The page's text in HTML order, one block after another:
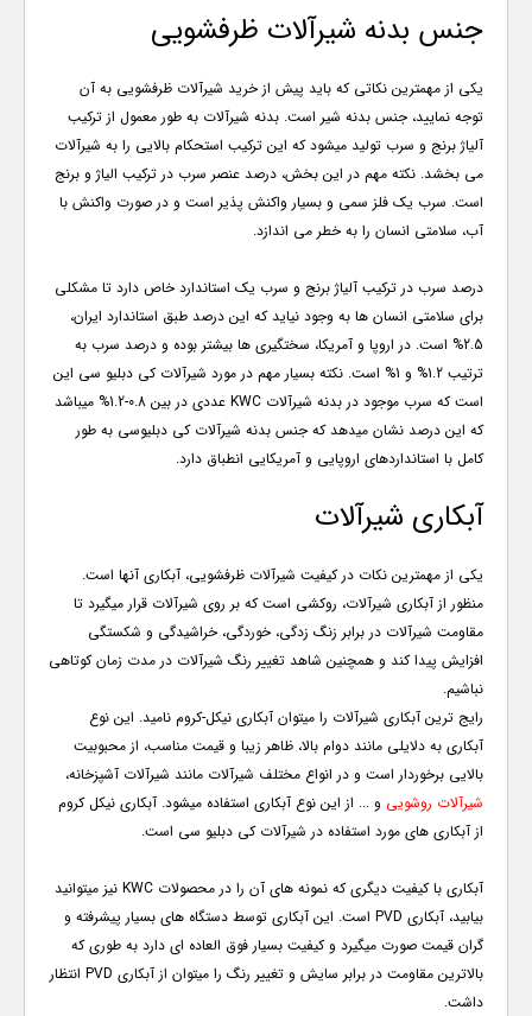
جنس بدنه شیرآلات ظرفشویی
یکی از مهمترین نکاتی که باید پیش از خرید شیرآلات ظرفشویی به آن
توجه نمایید، جنس بدنه شیر است. بدنه شیرآلات به طور معمول از ترکیب
آلیاژ برنج و سرب تولید میشود که این ترکیب استحکام بالایی را به شیرآلات
می بخشد. نکته مهم در این بخش، درصد عنصر سرب در ترکیب الیاژ و برنج
است. سرب یک فلز سمی و بسیار واکنش پذیر است و در صورت واکنش با
آب، سلامتی انسان را به خطر می اندازد.
درصد سرب در ترکیب آلیاژ برنج و سرب یک استاندارد خاص دارد تا مشکلی
برای سلامتی انسان ها به وجود نیاید که این درصد طبق استاندارد ایران،
2.5% است. در اروپا و آمریکا، سختگیری ها بیشتر بوده و درصد سرب به
ترتیب 1.2% و 1% است. نکته بسیار مهم در مورد شیرآلات کی دبلیو سی این
است که سرب موجود در بدنه شیرآلات KWC
عددی در بین 0.8-1.2% میباشد
که این درصد نشان میدهد که جنس بدنه شیرآلات کی دبلیوسی به طور
کامل با استانداردهای اروپایی و آمریکایی انطباق دارد.
آبکاری شیرآلات
یکی از مهمترین نکات در کیفیت شیرآلات ظرفشویی، آبکاری آنها است.
منظور از آبکاری شیرآلات، روکشی است که بر روی شیرآلات قرار میگیرد تا
مقاومت شیرآلات در برابر زنگ زدگی، خوردگی، خراشیدگی و شکستگی
افزایش پیدا کند و همچنین شاهد تغییر رنگ شیرآلات در مدت زمان کوتاهی
نباشیم.
رایج ترین آبکاری شیرآلات را میتوان آبکاری نیکل-کروم نامید. این نوع
آبکاری به دلایلی مانند دوام بالا، ظاهر زیبا و قیمت مناسب، از محبوبیت
بالایی برخوردار است و در انواع مختلف شیرآلات مانند شیرآلات آشپزخانه،
شیرآلات روشویی و ... از این نوع آبکاری استفاده میشود. آبکاری نیکل کروم
از آبکاری های مورد استفاده در شیرآلات کی دبلیو سی است.
آبکاری با کیفیت دیگری که نمونه های آن را در محصولات KWC نیز میتوانید
بیابید، آبکاری PVD است. این آبکاری توسط دستگاه های بسیار پیشرفته و
گران قیمت صورت میگیرد و کیفیت بسیار فوق العاده ای دارد به طوری که
بالاترین مقاومت در برابر سایش و تغییر رنگ را میتوان از آبکاری PVD انتظار
داشت.